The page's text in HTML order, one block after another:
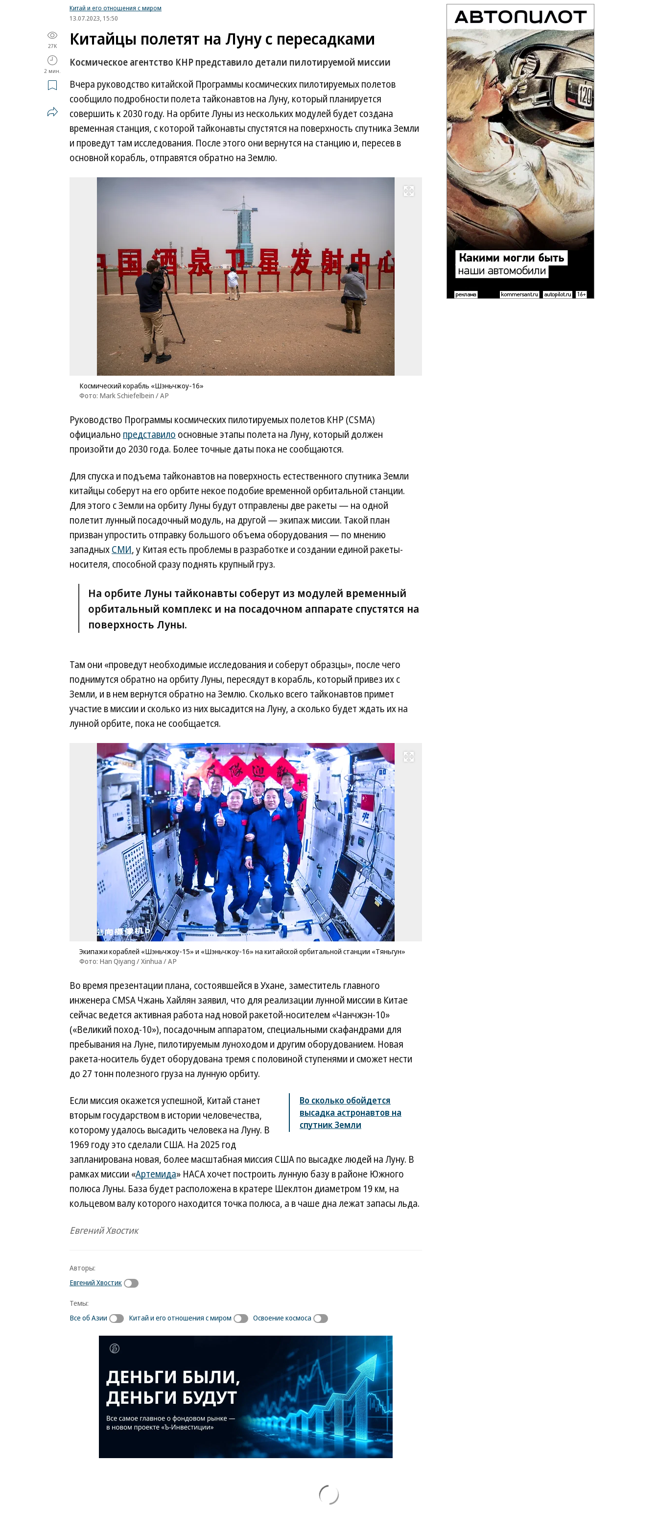
Китай и его отношения с миром
13.07.2023, 15:50
27K
2 мин.
Китайцы полетят на Луну с пересадками
Космическое агентство КНР представило детали пилотируемой миссии
Вчера руководство китайской Программы космических пилотируемых полетов
сообщило подробности полета тайконавтов на Луну, который планируется
совершить к 2030 году. На орбите Луны из нескольких модулей будет создана
временная станция, с которой тайконавты спустятся на поверхность спутника Земли
и проведут там исследования. После этого они вернутся на станцию и, пересев в
основной корабль, отправятся обратно на Землю.
Развернуть на весь экран
Космический корабль «Шэньчжоу-16»
Фото: Mark Schiefelbein / AP
Космический
корабль
«Шэньчжоу-16»
Фото:
Schiefelbein
Руководство Программы космических пилотируемых полетов КНР (CSMA)
официально представило основные этапы полета на Луну, который должен
произойти до 2030 года. Более точные даты пока не сообщаются.
Для спуска и подъема тайконавтов на поверхность естественного спутника Земли
китайцы соберут на его орбите некое подобие временной орбитальной станции.
Для этого с Земли на орбиту Луны будут отправлены две ракеты — на одной
полетит лунный посадочный модуль, на другой — экипаж миссии. Такой план
призван упростить отправку большого объема оборудования — по мнению
западныхСМИ, у Китая есть проблемы в разработке и создании единой ракеты-
носителя, способной сразу поднять крупный груз.
На орбите Луны тайконавты соберут из модулей временный
орбитальный комплекс и на посадочном аппарате спустятся на
поверхность Луны.
Там они «проведут необходимые исследования и соберут образцы», после чего
поднимутся обратно на орбиту Луны, пересядут в корабль, который привез их с
Земли, и в нем вернутся обратно на Землю. Сколько всего тайконавтов примет
участие в миссии и сколько из них высадится на Луну, а сколько будет ждать их на
лунной орбите, пока не сообщается.
Развернуть на весь экран
Экипажи кораблей «Шэньчжоу-15» и «Шэньчжоу-16» на китайской орбитальной станции «Тяньгун»
Фото: Han Qiyang / Xinhua / AP
Во время презентации плана, состоявшейся в Ухане, заместитель главного
инженера CMSA Чжань Хайлян заявил, что для реализации лунной миссии в Китае
сейчас ведется активная работа над новой ракетой-носителем «Чанчжэн-10»
(«Великий поход-10»), посадочным аппаратом, специальными скафандрами для
пребывания на Луне, пилотируемым луноходом и другим оборудованием. Новая
ракета-носитель будет оборудована тремя с половиной ступенями и сможет нести
до 27 тонн полезного груза на лунную орбиту.
Во сколько обойдется
высадка астронавтов на
спутник Земли
Если миссия окажется успешной, Китай станет
вторым государством в истории человечества,
которому удалось высадить человека на Луну. В
1969 году это сделали США. На 2025 год
запланирована новая, более масштабная миссия США по высадке людей на Луну. В
рамках миссии «Артемида» НАСА хочет построить лунную базу в районе Южного
полюса Луны. База будет расположена в кратере Шеклтон диаметром 19 км, на
кольцевом валу которого находится точка полюса, а в чаше дна лежат запасы льда.
Евгений Хвостик
Авторы:
Евгений Хвостик
Темы:
Все об Азии
Китай и его отношения с миром Освоение космоса